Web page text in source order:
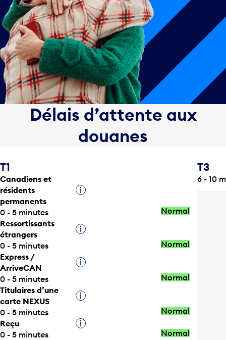
Délais d’attente aux
douanes
T1
Canadiens et
résidents
permanents
Infobulle
0 - 5 minutes
Normal
Ressortissants
étrangers
Infobulle
0 - 5 minutes
Normal
Express /
ArriveCAN
Infobulle
0 - 5 minutes
Normal
Titulaires d’une
carte NEXUS
Infobulle
0 - 5 minutes
Normal
Reçu
Infobulle
0 - 5 minutes
Normal
T3
6 - 10